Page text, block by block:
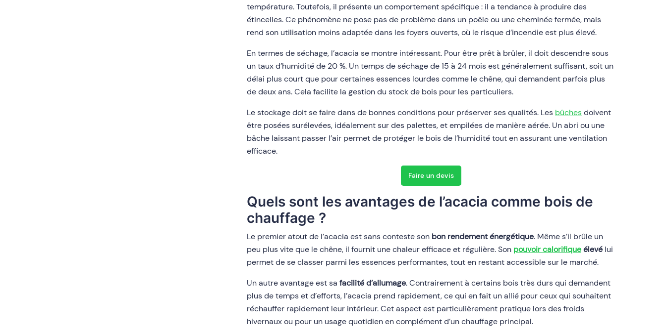
température. Toutefois, il présente un comportement spécifique : il a tendance à produire des
étincelles. Ce phénomène ne pose pas de problème dans un poêle ou une cheminée fermée, mais
rend son utilisation moins adaptée dans les foyers ouverts, où le risque d’incendie est plus élevé.
En termes de séchage, l’acacia se montre intéressant. Pour être prêt à brûler, il doit descendre sous
un taux d’humidité de 20 %. Un temps de séchage de 15 à 24 mois est généralement suffisant, soit un
délai plus court que pour certaines essences lourdes comme le chêne, qui demandent parfois plus
de deux ans. Cela facilite la gestion du stock de bois pour les particuliers.
Le stockage doit se faire dans de bonnes conditions pour préserver ses qualités. Les bûchesdoivent
être posées surélevées, idéalement sur des palettes, et empilées de manière aérée. Un abri ou une
bâche laissant passer l’air permet de protéger le bois de l’humidité tout en assurant une ventilation
efficace.
Faire un devis
Quels sont les avantages de l’acacia comme bois de
chauffage ?
Le premier atout de l’acacia est sans conteste son bon rendement énergétique. Même s’il brûle un
peu plus vite que le chêne, il fournit une chaleur efficace et régulière. Son pouvoir calorifiqueélevé lui
permet de se classer parmi les essences performantes, tout en restant accessible sur le marché.
Un autre avantage est sa facilité d’allumage. Contrairement à certains bois très durs qui demandent
plus de temps et d’efforts, l’acacia prend rapidement, ce qui en fait un allié pour ceux qui souhaitent
réchauffer rapidement leur intérieur. Cet aspect est particulièrement pratique lors des froids
hivernaux ou pour un usage quotidien en complément d’un chauffage principal.